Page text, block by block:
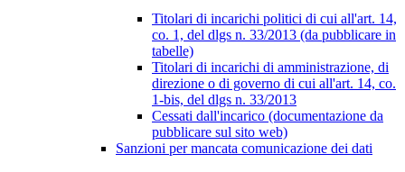
Titolari di incarichi politici di cui all'art. 14,
co. 1, del dlgs n. 33/2013 (da pubblicare in
tabelle)
Titolari di incarichi di amministrazione, di
direzione o di governo di cui all'art. 14, co.
1-bis, del dlgs n. 33/2013
Cessati dall'incarico (documentazione da
pubblicare sul sito web)
Sanzioni per mancata comunicazione dei dati